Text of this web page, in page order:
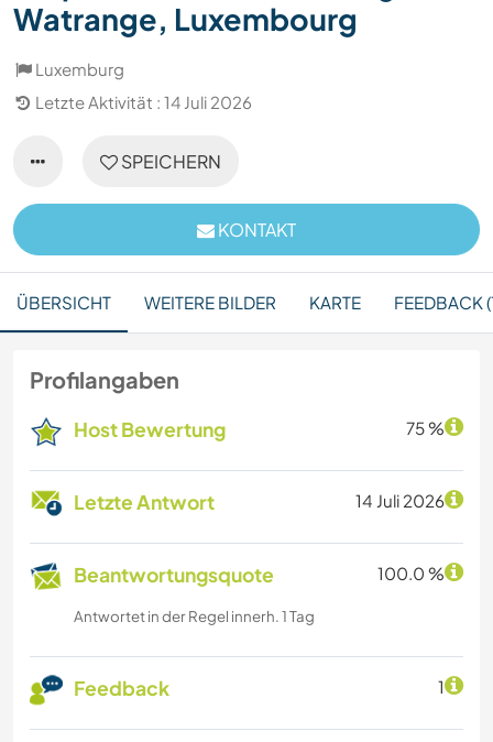
Watrange, Luxembourg
Luxemburg
Letzte Aktivität : 14 Juli 2026
SPEICHERN
KONTAKT
ÜBERSICHT WEITERE BILDER KARTE FEEDBACK
Profilangaben
Host Bewertung 75 %
Letzte Antwort 14 Juli 2026
Beantwortungsquote 100.0 %
Antwortet in der Regel innerh. 1 Tag
Feedback 1